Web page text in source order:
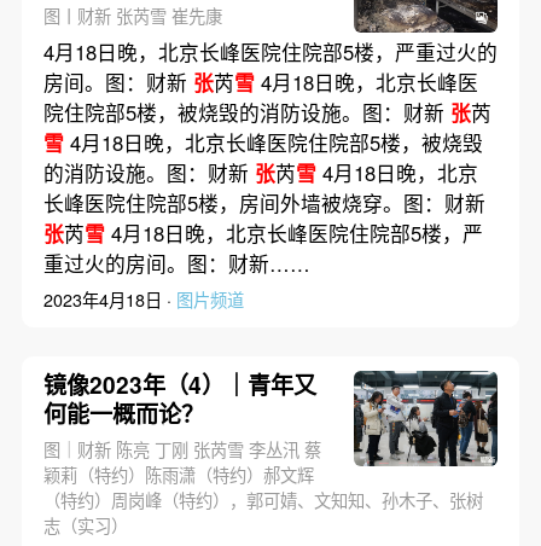
图丨财新 张芮雪 崔先康
4月18日晚，北京长峰医院住院部5楼，严重过火的
房间。图：财新 张芮雪4月18日晚，北京长峰医
院住院部5楼，被烧毁的消防设施。图：财新 张芮
雪4月18日晚，北京长峰医院住院部5楼，被烧毁
的消防设施。图：财新 张芮雪4月18日晚，北京
长峰医院住院部5楼，房间外墙被烧穿。图：财新
张芮雪4月18日晚，北京长峰医院住院部5楼，严
重过火的房间。图：财新……
2023年4月18日 · 图片频道
镜像2023年（4）｜青年又
何能一概而论？
图｜财新 陈亮 丁刚 张芮雪 李丛汛 蔡
颖莉（特约）陈雨潇（特约）郝文辉
（特约）周岗峰（特约），郭可婧、文知知、孙木子、张树
志（实习）